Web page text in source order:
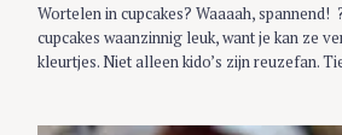
Wortelen in cupcakes? Waaaah, spannend!
cupcakes waanzinnig leuk, want je kan ze
kleurtjes. Niet alleen kido’s zijn reuzefan.